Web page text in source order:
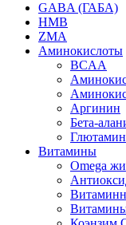
GABA (ГАБА)
HMB
ZMA
Аминокислоты
BCAA
Аргинин
Бета-
Глютамин
Витамины
Omega